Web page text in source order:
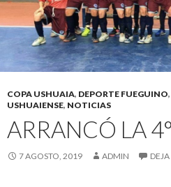
COPA USHUAIA, DEPORTE FUEGUINO,
USHUAIENSE, NOTICIAS
ARRANCÓ LA
7 AGOSTO, 2019 ADMIN